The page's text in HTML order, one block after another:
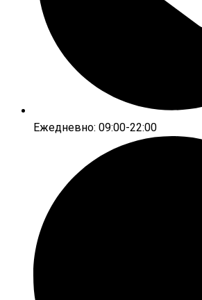
Ежедневно: 09:00-22:00